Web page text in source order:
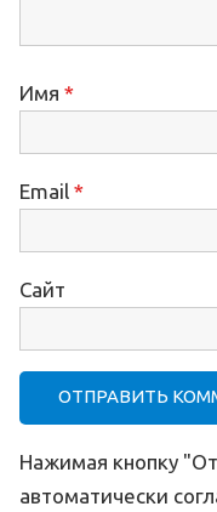
Имя *
Email *
Сайт
Нажимая кнопку
автоматически